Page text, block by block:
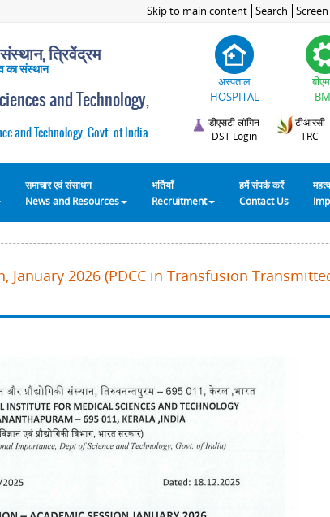
Skip to main content Search
संस्थान, त्रिवेंद्रम
का संस्थान
and Technology,
and Technology, Govt. of India
अस्पताल
HOSPITAL
डीएसटी लॉगिन
DST Login
टीआरसी
TRC
समाचार एवं संसाधन
News and Resources
भर्तियाँ
Recruitment
हमें संपर्क करें
Contact Us
2026 (PDCC in Transfusion